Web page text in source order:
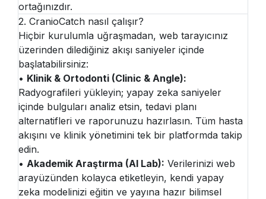
ortağınızdır.
2. CranioCatch nasıl çalışır?
Hiçbir kurulumla uğraşmadan, web tarayıcınız
üzerinden dilediğiniz akışı saniyeler içinde
başlatabilirsiniz:
• Klinik & Ortodonti (Clinic & Angle):
Radyografileri yükleyin; yapay zeka saniyeler
içinde bulguları analiz etsin, tedavi planı
alternatifleri ve raporunuzu hazırlasın. Tüm hasta
akışını ve klinik yönetimini tek bir platformda takip
edin.
• Akademik Araştırma (AI Lab): Verilerinizi web
arayüzünden kolayca etiketleyin, kendi yapay
zeka modelinizi eğitin ve yayına hazır bilimsel